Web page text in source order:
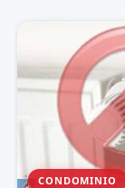
CONDOMINIO